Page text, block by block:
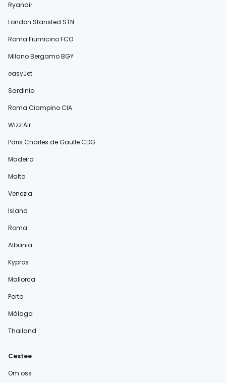
Ryanair
London Stansted STN
Roma Fiumicino FCO
Milano Bergamo BGY
easyJet
Sardinia
Roma Ciampino CIA
Wizz Air
Paris Charles de Gaulle CDG
Madeira
Malta
Venezia
Island
Roma
Albania
Kypros
Mallorca
Porto
Málaga
Thailand
Cestee
Om oss